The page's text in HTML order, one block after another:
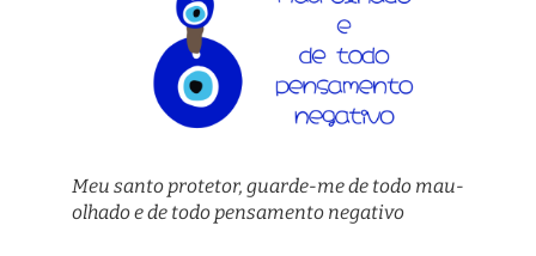
Meu santo protetor, guarde-me de todo mau-
olhado e de todo pensamento negativo